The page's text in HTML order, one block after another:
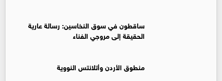
ساقطون في سوق النخاسين: رسالة عارية
الحقيقة إلى مروجي الفناء
منطوق الأردن وأتلانتس النووية